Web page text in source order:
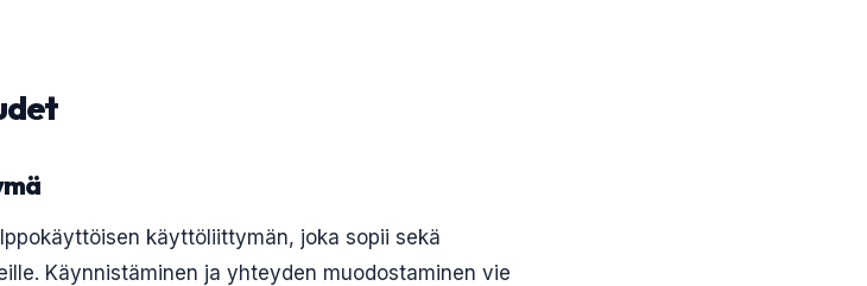
käyttöliittymän, joka sopii sekä
Käynnistäminen ja yhteyden muodostaminen vie